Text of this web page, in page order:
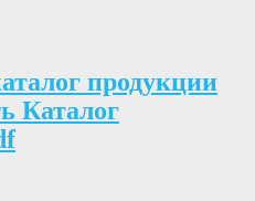
продукции
Каталог